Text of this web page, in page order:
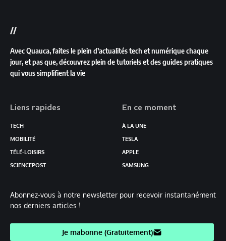
//
Avec Quauca, faites le plein d’actualités tech et numérique chaque
jour, et pas que, découvrez plein de tutoriels et des guides pratiques
qui vous simplifient la vie
Liens rapides
TECH
MOBILITÉ
TÉLÉ-LOISIRS
SCIENCEPOST
En ce moment
À LA UNE
TESLA
APPLE
SAMSUNG
Abonnez-vous à notre newsletter pour recevoir instantanément
nos derniers articles !
Je mabonne (Gratuitement)